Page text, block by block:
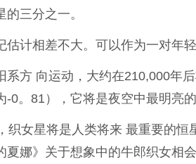
三分之一。
计相差不大。可以作为一对年轻
系方 向运动，大约在210,000年
-0。81），它将是夜空中最明亮
织女星将是人类将来 最重要的
夏娜》关于想象中的牛郎织女相